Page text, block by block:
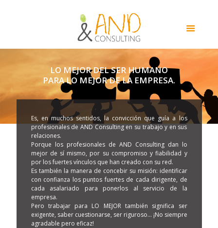
LO MEJOR DEL SER HUMANO
PARA LO MEJOR DE LA EMPRESA.
Es, en muchos sentidos, la convicción que guía a los
profesionales de AND Consulting en su trabajo y en sus
relaciones.
Porque los profesionales de AND Consulting dan lo
mejor de sí mismo, por su compromiso y fiabilidad y
por los fuertes vínculos que han creado con su red.
Es también la manera de concebir su misión: identificar
con confianza los puntos fuertes de cada dirigente, de
cada asalariado para ponerlos al servicio de la
empresa.
Pero trabajar para LO MEJOR también significa ser
exigente, saber cuestionarse, ser riguroso... ¡No siempre
agradable pero eficaz!